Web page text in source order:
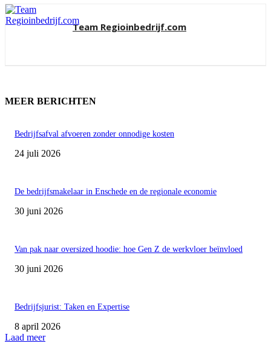
Team Regioinbedrijf.com
MEER BERICHTEN
Bedrijfsafval afvoeren zonder onnodige kosten
24 juli 2026
De bedrijfsmakelaar in Enschede en de regionale economie
30 juni 2026
Van pak naar oversized hoodie: hoe Gen Z de werkvloer beïnvloed
30 juni 2026
Bedrijfsjurist: Taken en Expertise
8 april 2026
Laad meer